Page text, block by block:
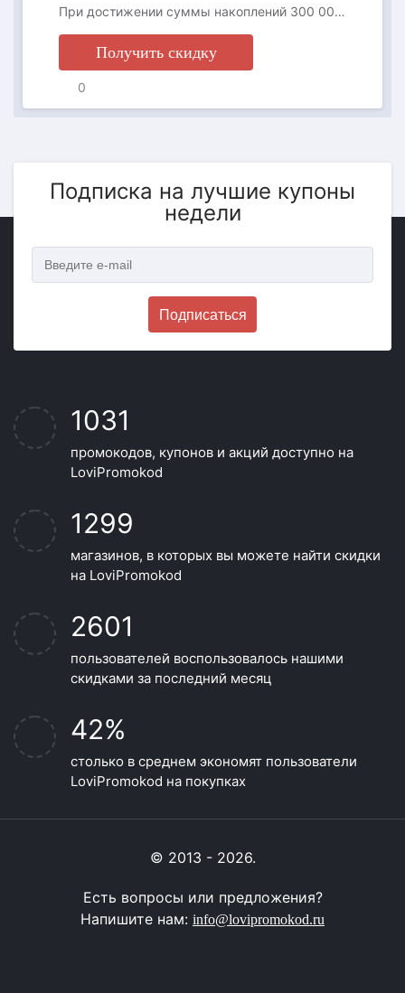
При достижении суммы накоплений 300 000 рублей - Вы становитесь обладателем Бронзовой Карты Привилегий, которая дарит вам скидку 5% на все товары из новых коллекций!
Получить скидку
0
Подписка на лучшие купоны
недели
Подписаться
1031
промокодов, купонов и акций доступно на
LoviPromokod
1299
магазинов, в которых вы можете найти скидки
на LoviPromokod
2601
пользователей воспользовалось нашими
скидками за последний месяц
42%
столько в среднем экономят пользователи
LoviPromokod на покупках
© 2013 - 2026.
Есть вопросы или предложения?
Напишите нам: info@lovipromokod.ru